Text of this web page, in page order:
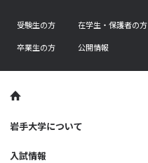
受験生の方 在学生・保護者の方
卒業生の方
公開情報
岩手大学について
入試情報